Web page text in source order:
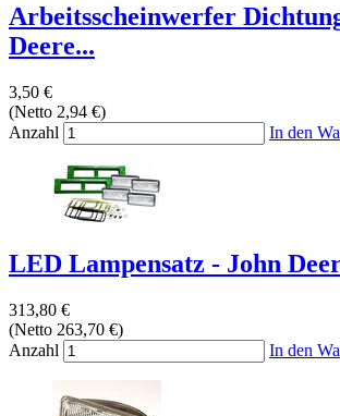
Arbeitsscheinwerfer
Deere...
3,50 €
(Netto 2,94 €)
Anzahl
In den
LED Lampensatz - John
313,80 €
(Netto 263,70 €)
Anzahl
In den